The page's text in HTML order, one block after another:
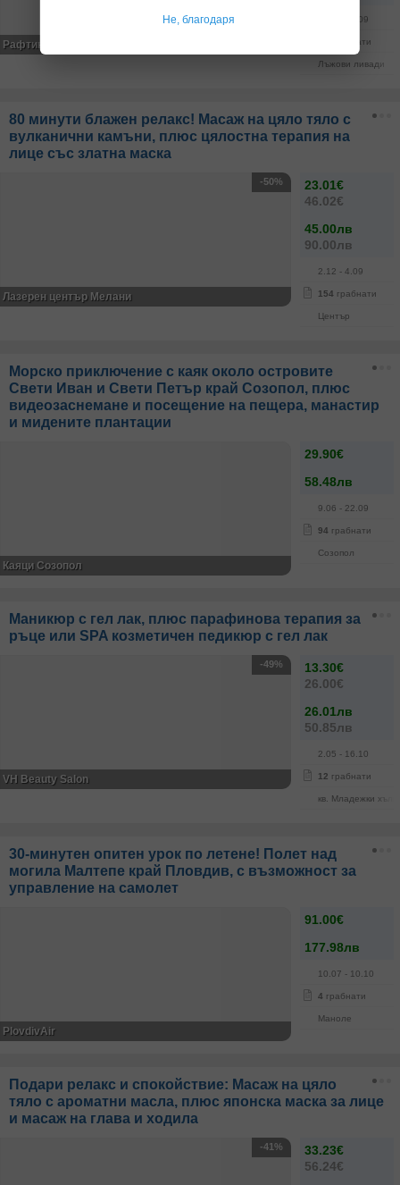
- 30.09
грабнати
Лъжови ливади
Рафтинг Бг
80 минути блажен релакс! Масаж на цяло тяло с
вулканични камъни, плюс цялостна терапия на
лице със златна маска
23.01€
46.02€
45.00лв
90.00лв
2.12 - 4.09
154 грабнати
Център
-50%
Лазерен център Мелани
Морско приключение с каяк около островите
Свети Иван и Свети Петър край Созопол, плюс
видеозаснемане и посещение на пещера, манастир
и мидените плантации
29.90€
58.48лв
9.06 - 22.09
94 грабнати
Созопол
Каяци Созопол
Маникюр с гел лак, плюс парафинова терапия за
ръце или SPA козметичен педикюр с гел лак
13.30€
26.00€
26.01лв
50.85лв
2.05 - 16.10
12 грабнати
кв. Младежки хълм
-49%
VH Beauty Salon
30-минутен опитен урок по летене! Полет над
могила Малтепе край Пловдив, с възможност за
управление на самолет
91.00€
177.98лв
10.07 - 10.10
4 грабнати
Маноле
PlovdivAir
Подари релакс и спокойствие: Масаж на цяло
тяло с ароматни масла, плюс японска маска за лице
и масаж на глава и ходила
33.23€
56.24€
-41%
Не, благодаря